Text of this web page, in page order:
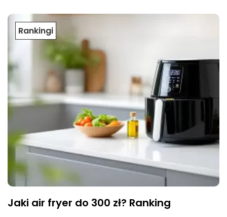
Rankingi
Jaki air fryer do 300 zł? Ranking